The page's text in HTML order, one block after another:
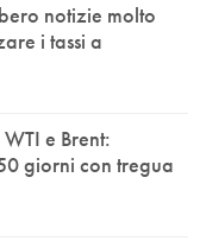
notizie molto
i tassi a
e Brent:
giorni con tregua